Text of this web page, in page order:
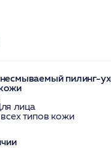
пилинг-
лица
типов кожи